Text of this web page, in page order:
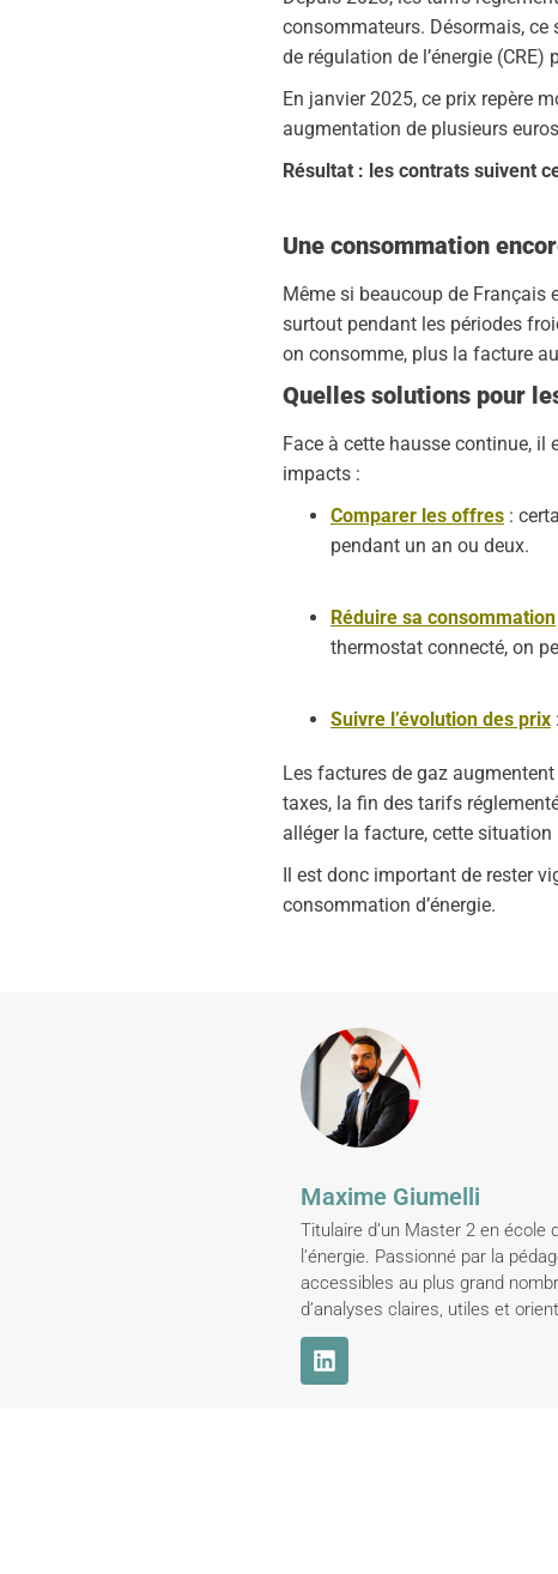
consommateurs. Désormais,
de régulation de l’énergie
En janvier 2025, ce prix repère
augmentation de plusieurs
Résultat : les contrats suivent
Une consommation
Même si beaucoup de Français
surtout pendant les périodes
on consomme, plus la facture
Quelles solutions pour
Face à cette hausse continue,
impacts :
Comparer les offres :
pendant un an ou deux.
Réduire sa consommation
thermostat connecté, on
Suivre l’évolution des prix
Les factures de gaz
taxes, la fin des tarifs
alléger la facture, cette
Il est donc important de rester
consommation d’énergie.
Maxime Giumelli
Titulaire d’un Master 2 en
l’énergie. Passionné par la
accessibles au plus grand
d’analyses claires, utiles et